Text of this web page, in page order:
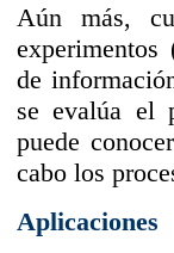
Aún más,
de
se evalúa el
puede
cabo los
Aplicaciones